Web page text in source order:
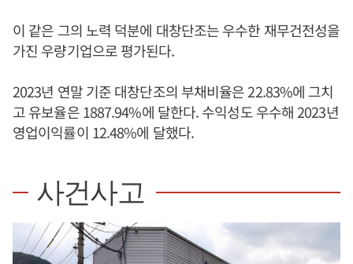
이 같은 그의 노력 덕분에 대창단조는 우수한 재무건전성을
가진 우량기업으로 평가된다.
2023년 연말 기준 대창단조의 부채비율은 22.83%에 그치
고 유보율은 1887.94%에 달한다. 수익성도 우수해 2023년
영업이익률이 12.48%에 달했다.
사건사고